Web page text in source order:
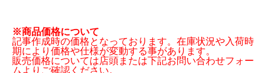
※商品価格について
記事作成時の価格となっております。在庫状況や入荷時
期により価格や仕様が変動する事があります。
販売価格については店頭または下記お問い合わせフォー
ムよりご確認ください。